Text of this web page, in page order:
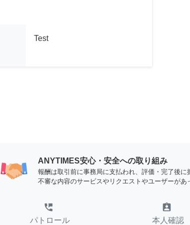
Test
ANYTIMES安心・安全への取り組み
報酬は取引前に事務局に支払われ、評価・完了後
不審な内容のサービスやリクエストやユーザーがあ
perm_phone_msg
パトロール
assignment_ind
本人確認